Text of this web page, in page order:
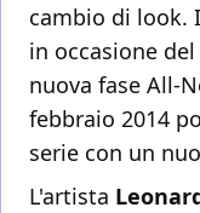
cambio di look.
in occasione
nuova fase All-
febbraio 2014
serie con un
L'artista